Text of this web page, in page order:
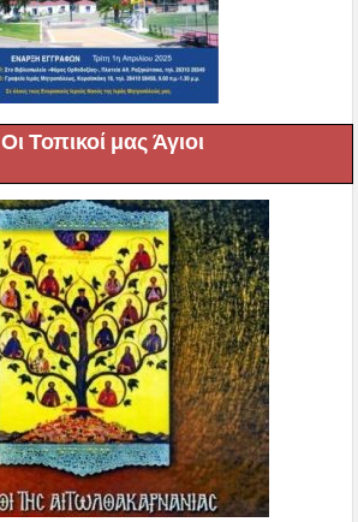
Οι Τοπικοί μας Άγιοι